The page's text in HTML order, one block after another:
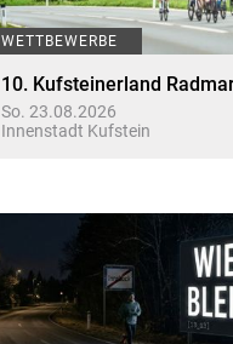
WETTBEWERBE
10. Kufsteinerland
So. 23.08.2026
Innenstadt Kufstein